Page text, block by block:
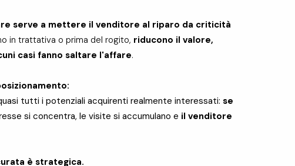
serve a mettere il venditore al riparo da criticità
in trattativa o prima del rogito, riducono il valore,
casi fanno saltare l'affare.
tutti i potenziali acquirenti realmente interessati: se
si concentra, le visite si accumulano e il venditore
è strategica.